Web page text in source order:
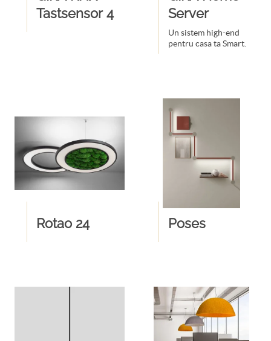
Tastsensor 4
Server
Un sistem high-end
pentru casa ta Smart.
Rotao 24 Poses